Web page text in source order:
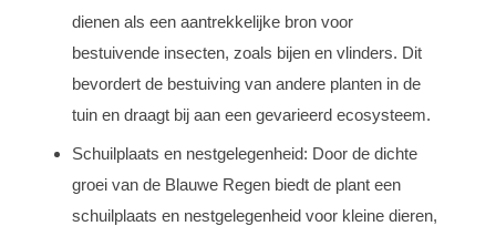
dienen als een aantrekkelijke bron voor
bestuivende insecten, zoals bijen en vlinders. Dit
bevordert de bestuiving van andere planten in de
tuin en draagt bij aan een gevarieerd ecosysteem.
Schuilplaats en nestgelegenheid: Door de dichte
groei van de Blauwe Regen biedt de plant een
schuilplaats en nestgelegenheid voor kleine dieren,